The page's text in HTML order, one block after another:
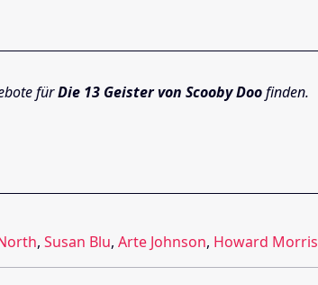
fürDie 13 Geister von Scooby Doofinden.
, Susan Blu, Arte Johnson, Howard Morris